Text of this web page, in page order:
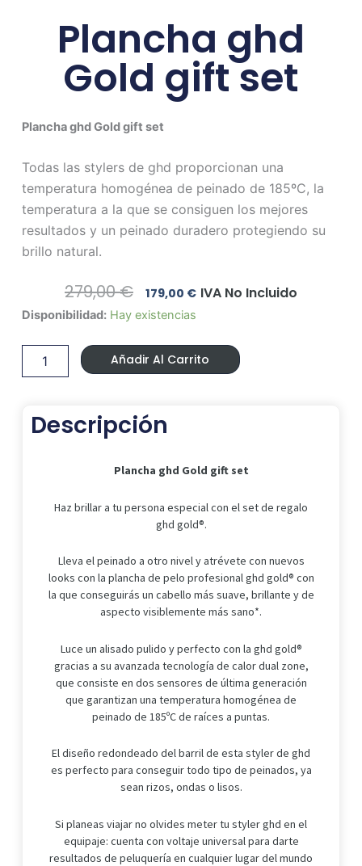
Plancha ghd
Gold gift set
Plancha ghd Gold gift set
Todas las stylers de ghd proporcionan una
temperatura homogénea de peinado de 185ºC, la
temperatura a la que se consiguen los mejores
resultados y un peinado duradero protegiendo su
brillo natural.
279,00€ El
Precio
Original
Era:
279,00 €.
179,00 €El
Es:
179,00 €.
IVA No Incluido
Disponibilidad: Hay existencias
Plancha
Gold
set
Añadir Al Carrito
Descripción
Plancha ghd Gold gift set
Haz brillar a tu persona especial con el set de regalo
ghd gold®.
Lleva el peinado a otro nivel y atrévete con nuevos
looks con la plancha de pelo profesional ghd gold® con
la que conseguirás un cabello más suave, brillante y de
aspecto visiblemente más sano*.
Luce un alisado pulido y perfecto con la ghd gold®
gracias a su avanzada tecnología de calor dual zone,
que consiste en dos sensores de última generación
que garantizan una temperatura homogénea de
peinado de 185ºC de raíces a puntas.
El diseño redondeado del barril de esta styler de ghd
es perfecto para conseguir todo tipo de peinados, ya
sean rizos, ondas o lisos.
Si planeas viajar no olvides meter tu styler ghd en el
equipaje: cuenta con voltaje universal para darte
resultados de peluquería en cualquier lugar del mundo